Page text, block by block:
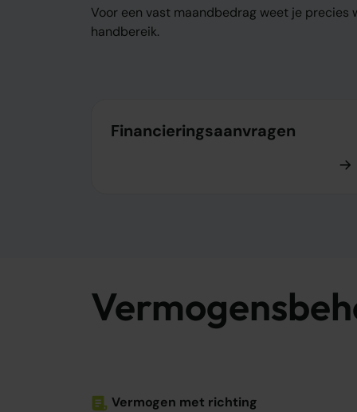
Voor een vast maandbedrag weet je
handbereik.
Financieringsaanvragen
Vermogen met richting